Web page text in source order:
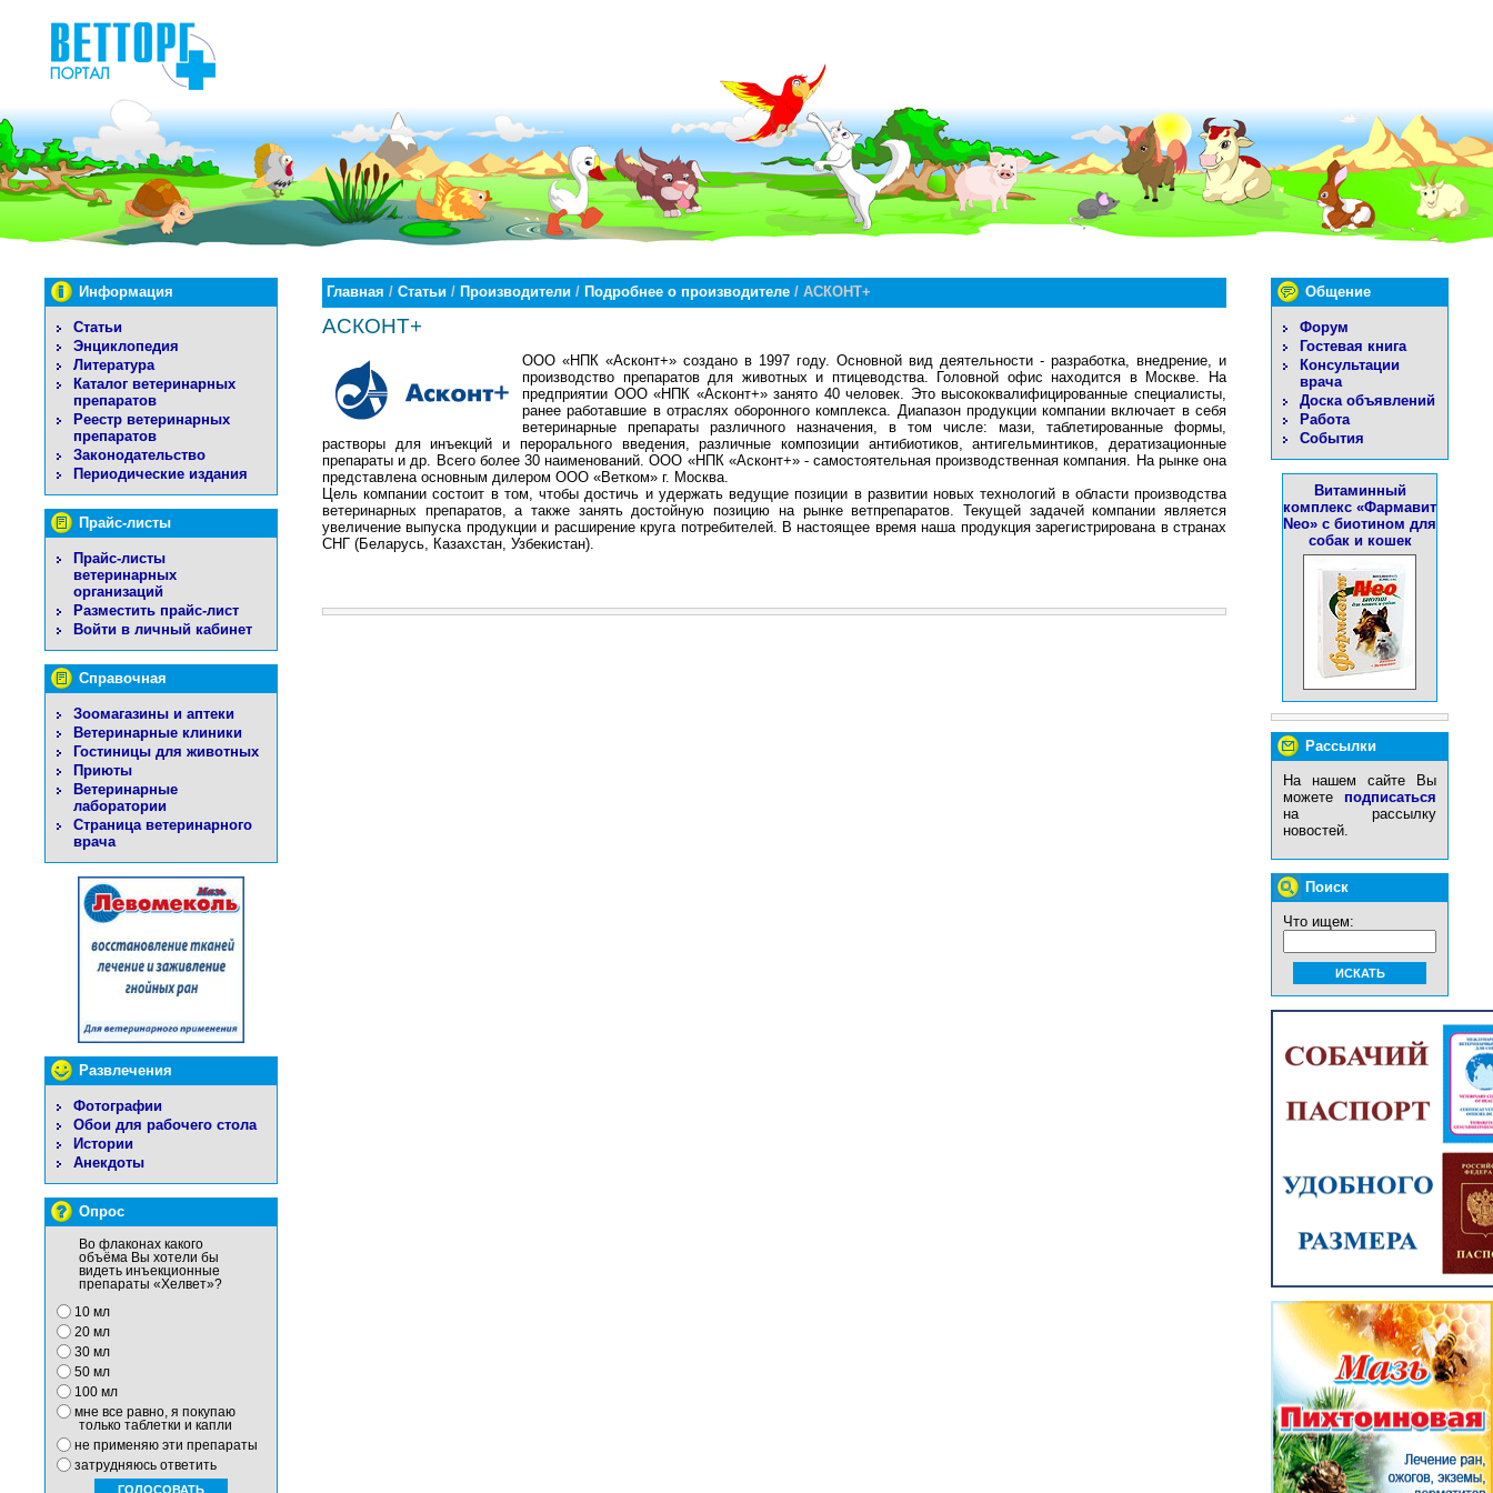
Информация
Статьи
Энциклопедия
Литература
Каталог ветеринарных
препаратов
Реестр ветеринарных
препаратов
Законодательство
Периодические издания
Прайс-листы
Прайс-листы
ветеринарных
организаций
Разместить прайс-лист
Войти в личный кабинет
Справочная
Зоомагазины и аптеки
Ветеринарные клиники
Гостиницы для животных
Приюты
Ветеринарные
лаборатории
Страница ветеринарного
врача
Развлечения
Фотографии
Обои для рабочего стола
Истории
Анекдоты
Опрос
Во флаконах какого
объёма Вы хотели бы
видеть инъекционные
препараты «Хелвет»?
10 мл
20 мл
30 мл
50 мл
100 мл
мне все равно, я покупаю
только таблетки и капли
не применяю эти препараты
затрудняюсь ответить
Общение
Форум
Гостевая книга
Консультации
врача
Доска объявлений
Работа
События
Витаминный
комплекс «Фармавит
Neo» с биотином для
собак и кошек
Рассылки
На нашем сайте Вы
можете подписаться
на рассылку
новостей.
Поиск
Что ищем:
Главная / Статьи / Производители / Подробнее о производителе / АСКОНТ+
АСКОНТ+
ООО «НПК «Асконт+» создано в 1997 году. Основной вид деятельности - разработка, внедрение, и
производство препаратов для животных и птицеводства. Головной офис находится в Москве. На
предприятии ООО «НПК «Асконт+» занято 40 человек. Это высококвалифицированные специалисты,
ранее работавшие в отраслях оборонного комплекса. Диапазон продукции компании включает в себя
ветеринарные препараты различного назначения, в том числе: мази, таблетированные формы,
растворы для инъекций и перорального введения, различные композиции антибиотиков, антигельминтиков, дератизационные
препараты и др. Всего более 30 наименований. ООО «НПК «Асконт+» - самостоятельная производственная компания. На рынке она
представлена основным дилером ООО «Ветком» г. Москва.
Цель компании состоит в том, чтобы достичь и удержать ведущие позиции в развитии новых технологий в области производства
ветеринарных препаратов, а также занять достойную позицию на рынке ветпрепаратов. Текущей задачей компании является
увеличение выпуска продукции и расширение круга потребителей. В настоящее время наша продукция зарегистрирована в странах
СНГ (Беларусь, Казахстан, Узбекистан).